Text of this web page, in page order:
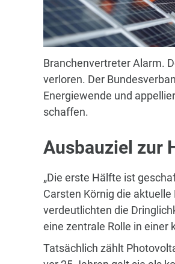
Branchenvertreter Alarm.
verloren. Der
Energiewende und
schaffen.
Ausbauziel zur
„Die erste Hälfte ist
Carsten Körnig die
verdeutlichten die
eine zentrale Rolle in
Tatsächlich zählt